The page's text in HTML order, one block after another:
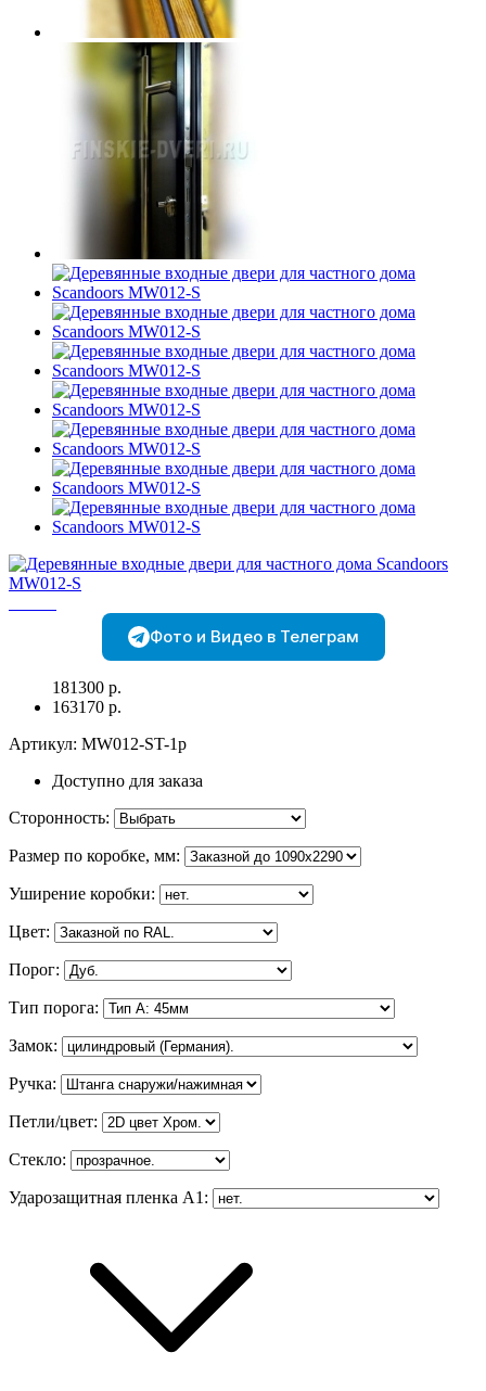
Фото и Видео в Телеграм
181300 р.
163170 р.
Артикул: МW012-ST-1p
Доступно для заказа
Сторонность:
Размер по коробке, мм:
Уширение коробки:
Цвет:
Порог:
Тип порога:
Замок:
Ручка:
Петли/цвет:
Стекло:
Ударозащитная пленка А1 :